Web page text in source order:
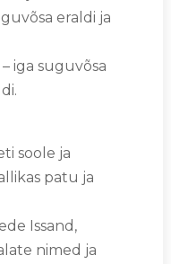
eraldi ja
iga suguvõsa
soole ja
patu ja
Issand,
nimed ja